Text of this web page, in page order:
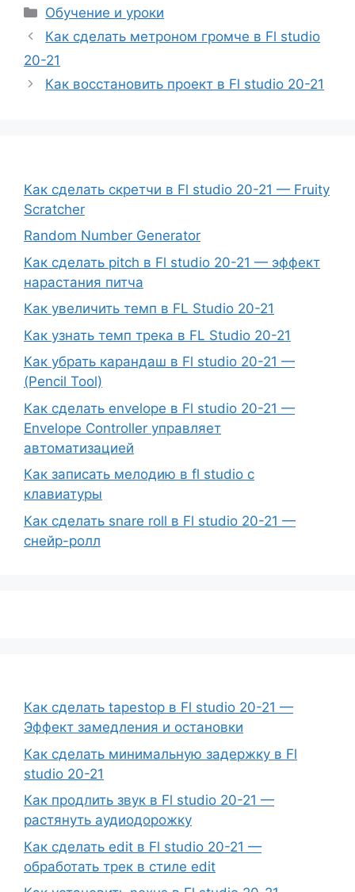
Рубрики
Обучение и уроки
Как сделать метроном громче в Fl studio
20-21
Как восстановить проект в Fl studio 20-21
Как сделать скретчи в Fl studio 20-21 — Fruity
Scratcher
Random Number Generator
Как сделать pitch в Fl studio 20-21 — эффект
нарастания питча
Как увеличить темп в FL Studio 20-21
Как узнать темп трека в FL Studio 20-21
Как убрать карандаш в Fl studio 20-21 —
(Pencil Tool)
Как сделать envelope в Fl studio 20-21 —
Envelope Controller управляет
автоматизацией
Как записать мелодию в fl studio с
клавиатуры
Как сделать snare roll в Fl studio 20-21 —
снейр-ролл
Как сделать tapestop в Fl studio 20-21 —
Эффект замедления и остановки
Как сделать минимальную задержку в Fl
studio 20-21
Как продлить звук в Fl studio 20-21 —
растянуть аудиодорожку
Как сделать edit в Fl studio 20-21 —
обработать трек в стиле edit